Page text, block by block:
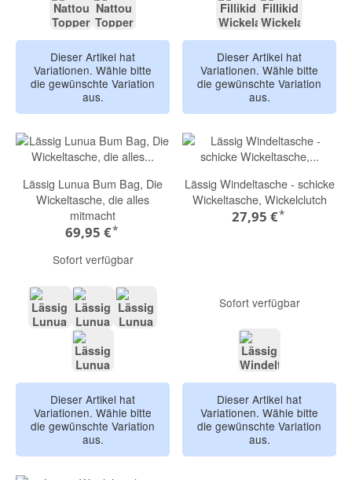
Dieser Artikel hat
Variationen. Wähle bitte
die gewünschte Variation
aus.
Dieser Artikel hat
Variationen. Wähle bitte
die gewünschte Variation
aus.
Lässig Lunua Bum Bag, Die
Wickeltasche, die alles
mitmacht
69,95 €*
Sofort verfügbar
beige
Dieser Artikel hat
Variationen. Wähle bitte
die gewünschte Variation
aus.
Lässig Windeltasche - schicke
Wickeltasche, Wickelclutch
27,95 €*
Sofort verfügbar
Dieser Artikel hat
Variationen. Wähle bitte
die gewünschte Variation
aus.